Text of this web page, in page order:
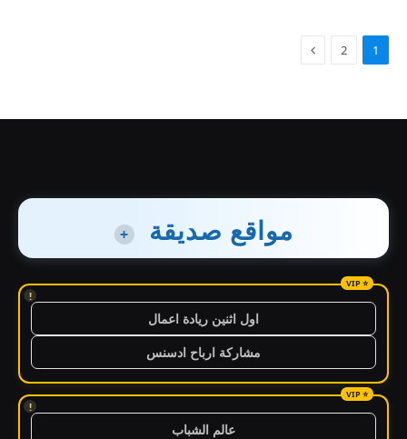
1
2
مواقع صديقة +
!
اول اثنين ريادة اعمال
مشاركة ارباح ادسنس
!
عالم الشباب